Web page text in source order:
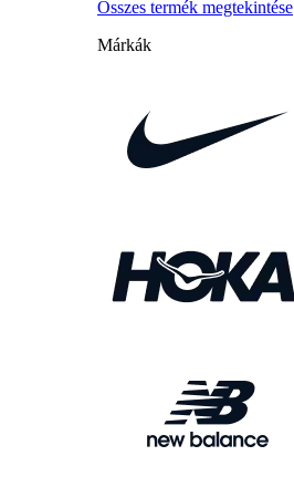
Összes termék megtekintése
Márkák